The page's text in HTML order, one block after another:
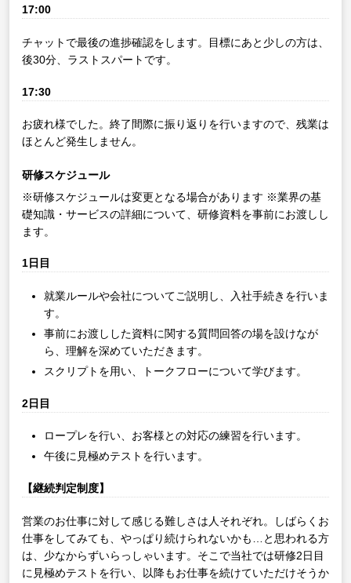
17:00
チャットで最後の進捗確認をします。目標にあと少しの方は、
後30分、ラストスパートです。
17:30
お疲れ様でした。終了間際に振り返りを行いますので、残業は
ほとんど発生しません。
研修スケジュール
※研修スケジュールは変更となる場合があります ※業界の基
礎知識・サービスの詳細について、研修資料を事前にお渡しし
ます。
1日目
就業ルールや会社についてご説明し、入社手続きを行いま
す。
事前にお渡しした資料に関する質問回答の場を設けなが
ら、理解を深めていただきます。
スクリプトを用い、トークフローについて学びます。
2日目
ロープレを行い、お客様との対応の練習を行います。
午後に見極めテストを行います。
【継続判定制度】
営業のお仕事に対して感じる難しさは人それぞれ。しばらくお
仕事をしてみても、やっぱり続けられないかも…と思われる方
は、少なからずいらっしゃいます。そこで当社では研修2日目
に見極めテストを行い、以降もお仕事を続けていただけそうか